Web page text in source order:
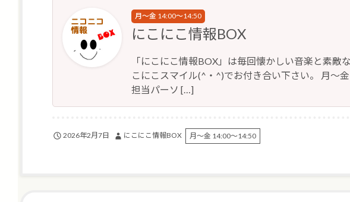
月～金 14:00～14:50
にこにこ情報BOX
「にこにこ情報BOX」は毎回懐かしい音楽と素
こにこスマイル(^・^)でお付き合い下さい。 月～
担当パーソ […]
2026年2月7日 にこにこ情報BOX 月～金 14:00～14:50